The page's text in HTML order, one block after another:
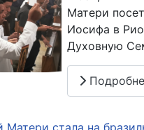
Матери
Иосифа в
Духовную
стала на